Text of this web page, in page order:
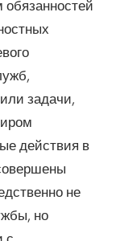
задачи,
действия в
не
но